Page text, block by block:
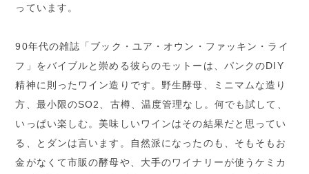
っています。
90年代の雑誌「ブック・ユア・オウン・ファッキン・ライ
フ」をバイブルと崇める彼らのモットーは、パンクのDIY
精神に則ったワイン造りです。野生酵母、ミニマムな造り
方、最小限のSO2、古樽、温度管理なし。何でも試して、
いっぱい楽しむ。美味しいワインはその結果だと思ってい
る、とダンは言います。自然派になったのも、そもそもお
金がなくて市販の酵母や、大手のワイナリーが使うケミカ